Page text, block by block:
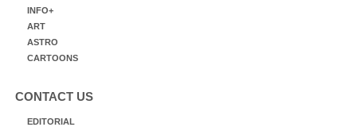
INFO+
ART
ASTRO
CARTOONS
CONTACT US
EDITORIAL